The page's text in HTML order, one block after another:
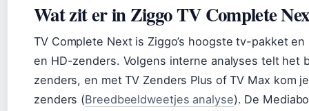
Wat zit er in Ziggo TV Complete
TV Complete Next is Ziggo’s hoogste tv-pakket
en HD-zenders. Volgens interne analyses telt het
zenders, en met TV Zenders Plus of TV Max kom
zenders (Breedbeeldweetjes analyse). De